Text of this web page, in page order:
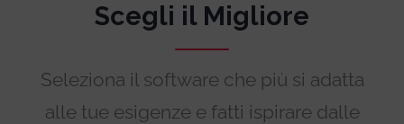
Scegli il Migliore
Seleziona il software che più si adatta
alle tue esigenze e fatti ispirare dalle